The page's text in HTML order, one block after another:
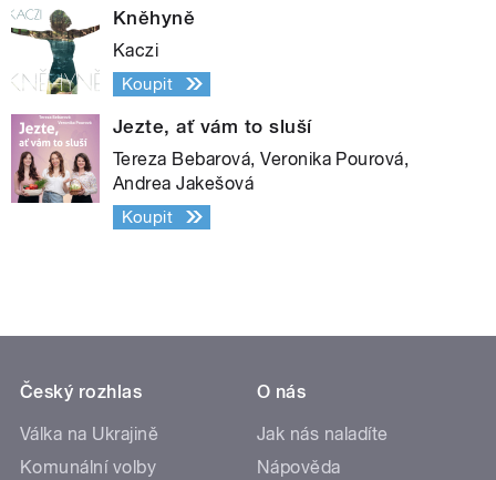
Kněhyně
Kaczi
Koupit
Jezte, ať vám to sluší
Tereza Bebarová, Veronika Pourová,
Andrea Jakešová
Koupit
Český rozhlas
Válka na Ukrajině
Komunální volby
O nás
Jak nás naladíte
Nápověda